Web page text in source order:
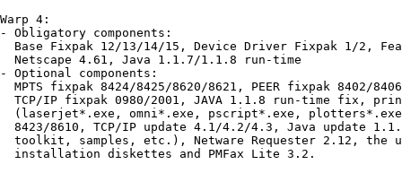
Warp 4:
- Obligatory components:
Base Fixpak 12/13/14/15, Device Driver Fixpak 1/2,
  Netscape 4.61, Java 1.1.7/1.1.8 run-time
- Optional components:
MPTS fixpak 8424/8425/8620/8621, PEER fixpak 8402/
TCP/IP fixpak 0980/2001, JAVA 1.1.8 run-time fix,
(laserjet*.exe, omni*.exe, pscript*.exe,
8423/8610, TCP/IP update 4.1/4.2/4.3, Java update
toolkit, samples, etc.), Netware Requester 2.12, the
  installation diskettes and PMFax Lite 3.2.